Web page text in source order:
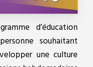
d’éducation
souhaitant
une culture